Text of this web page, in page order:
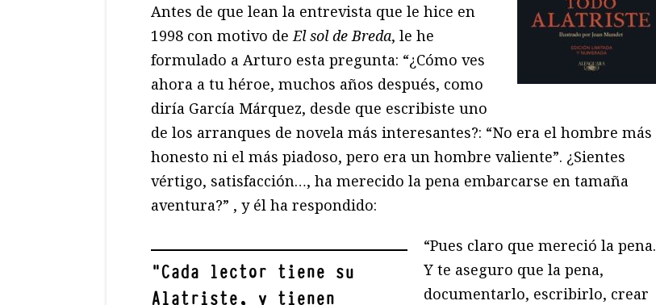
Antes de que lean la entrevista que le hice en
1998 con motivo de El sol de Breda, le he
formulado a Arturo esta pregunta: “¿Cómo ves
ahora a tu héroe, muchos años después, como
diría García Márquez, desde que escribiste uno
de los arranques de novela más interesantes?: “No era el hombre más
honesto ni el más piadoso, pero era un hombre valiente”. ¿Sientes
vértigo, satisfacción…, ha merecido la pena embarcarse en tamaña
aventura?” , y él ha respondido:
"Cada lector tiene su
Alatriste, y tienen
“Pues claro que mereció la pena.
Y te aseguro que la pena,
documentarlo, escribirlo, crear